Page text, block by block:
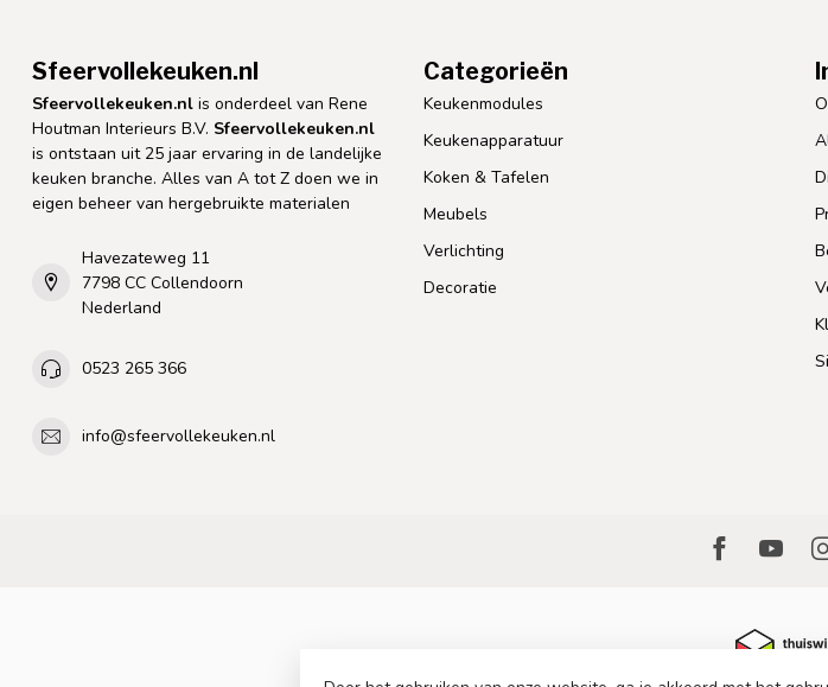
Sfeervollekeuken.nl
Sfeervollekeuken.nl is onderdeel van Rene
Houtman Interieurs B.V. Sfeervollekeuken.nl
is ontstaan uit 25 jaar ervaring in de landelijke
keuken branche. Alles van A tot Z doen we in
eigen beheer van hergebruikte materialen
Havezateweg 11
7798 CC Collendoorn
Nederland
0523 265 366
info@sfeervollekeuken.nl
Categorieën
Keukenmodules
Keukenapparatuur
Koken & Tafelen
Meubels
Verlichting
Decoratie